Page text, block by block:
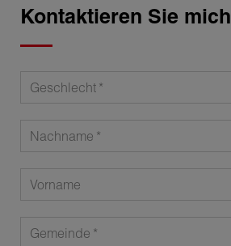
Kontaktieren Sie mich
Geschlecht
Nachname
Vorname
Gemeinde